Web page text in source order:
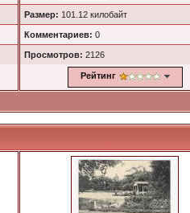
Размер: 101.12 килобайт
Комментариев: 0
Просмотров:2126
Рейтинг